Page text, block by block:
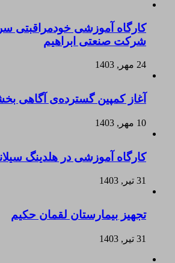
کارگاه آموزشی خودمراقبتی
شرکت صنعتی ابراهیم
24 مهر, 1403
آغاز کمپین گسترده‌ی آگاهی
10 مهر, 1403
کارگاه آموزشی در هلدینگ
31 تیر, 1403
تجهیز بیمارستان لقمان حکیم
31 تیر, 1403